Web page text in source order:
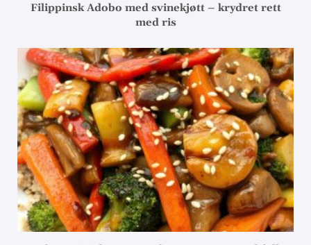
Filippinsk Adobo med svinekjøtt – krydret rett
med ris